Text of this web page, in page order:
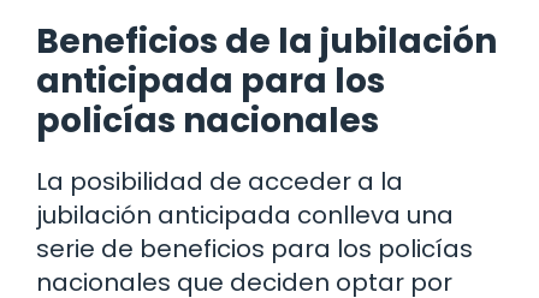
Beneficios de la jubilación
anticipada para los
policías nacionales
La posibilidad de acceder a la
jubilación anticipada conlleva una
serie de beneficios para los policías
nacionales que deciden optar por